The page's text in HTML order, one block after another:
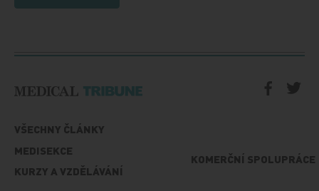
VŠECHNY ČLÁNKY
MEDISEKCE
KURZY A VZDĚLÁVÁNÍ
KOMERČNÍ SPOLUPRÁCE